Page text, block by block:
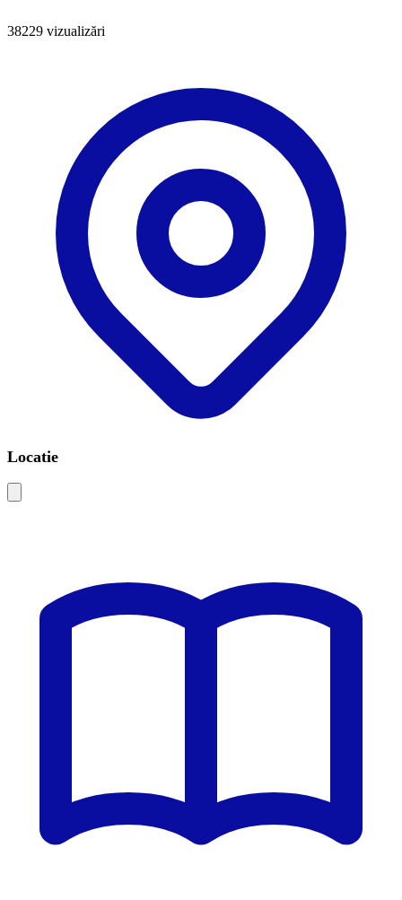
38229 vizualizări
Locatie